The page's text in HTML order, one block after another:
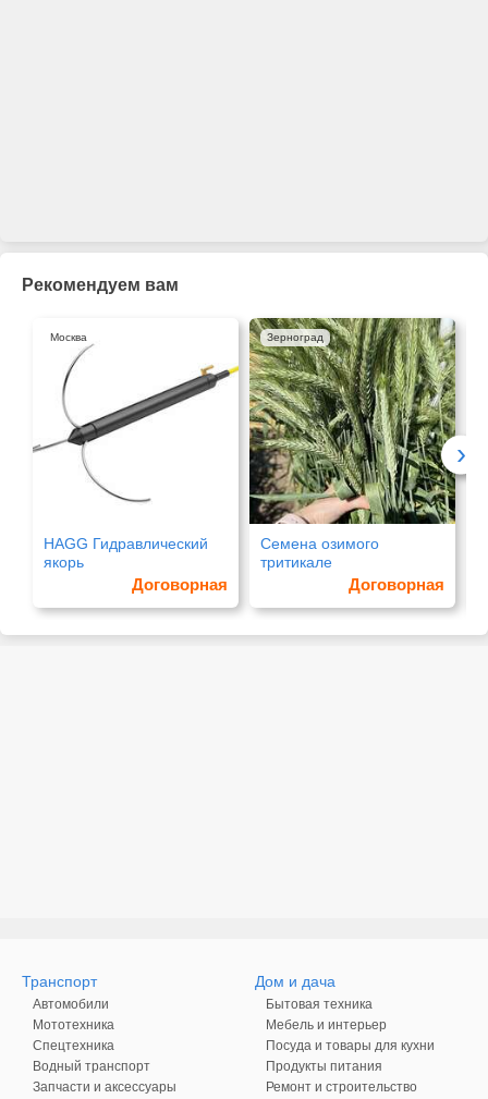
Рекомендуем вам
HAGG Гидравлический
якорь
Договорная
Москва
Семена озимого
тритикале
Договорная
Зерноград
›
Транспорт
Автомобили
Мототехника
Спецтехника
Водный транспорт
Запчасти и аксессуары
Дом и дача
Бытовая техника
Мебель и интерьер
Посуда и товары для кухни
Продукты питания
Ремонт и строительство